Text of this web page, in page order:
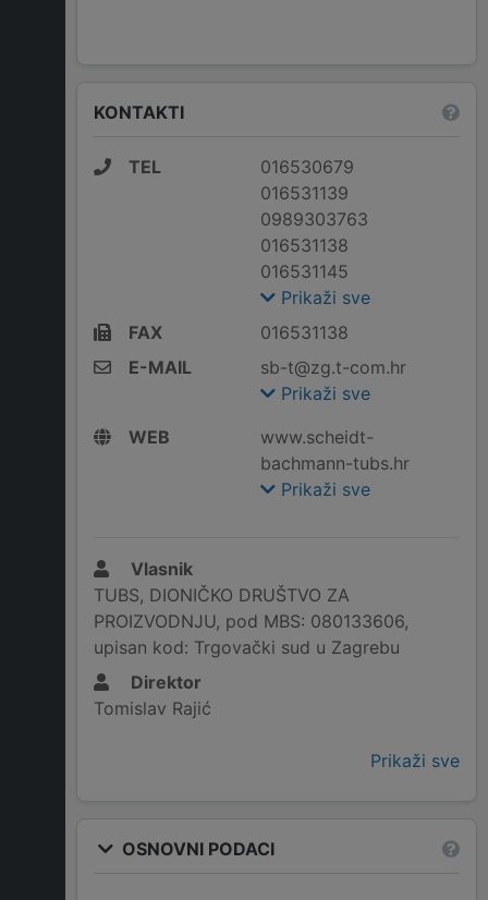
KONTAKTI
TEL
016530679
016531139
0989303763
016531138
016531145
Prikaži sve
FAX
016531138
E-MAIL
sb-t@zg.t-com.hr
Prikaži sve
WEB
www.scheidt-
bachmann-tubs.hr
Prikaži sve
Vlasnik
TUBS, DIONIČKO DRUŠTVO ZA
PROIZVODNJU, pod MBS: 080133606,
upisan kod: Trgovački sud u Zagrebu
Direktor
Tomislav Rajić
Prikaži sve
OSNOVNI PODACI